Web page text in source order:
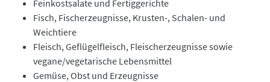
Feinkostsalate und Fertiggerichte
Fisch, Fischerzeugnisse, Krusten-, Schalen- und
Weichtiere
Fleisch, Geflügelfleisch, Fleischerzeugnisse sowie
vegane/vegetarische Lebensmittel
Gemüse, Obst und Erzeugnisse